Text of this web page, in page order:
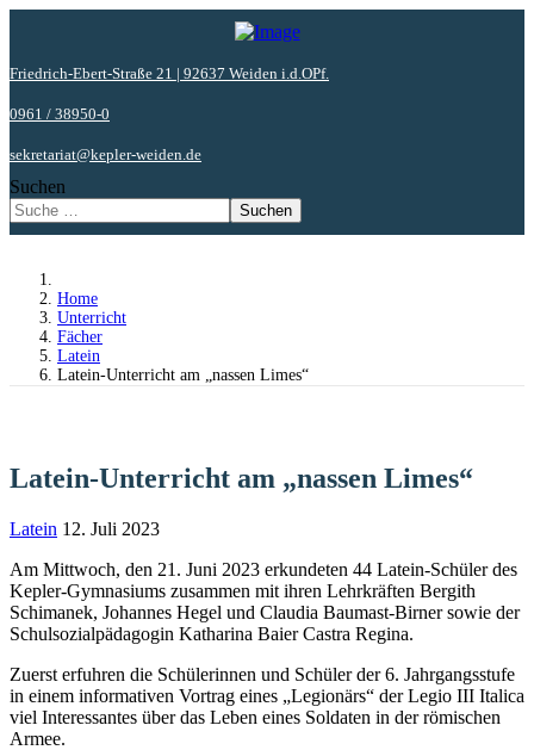
Friedrich-Ebert-Straße 21 | 92637 Weiden i.d.OPf.
0961 / 38950-0
sekretariat@kepler-weiden.de
Suchen
Suchen
Home
Unterricht
Fächer
Latein
Latein-Unterricht am „nassen Limes“
Latein-Unterricht am „nassen Limes“
Latein 12. Juli 2023
Am Mittwoch, den 21. Juni 2023 erkundeten 44 Latein-Schüler des
Kepler-Gymnasiums zusammen mit ihren Lehrkräften Bergith
Schimanek, Johannes Hegel und Claudia Baumast-Birner sowie der
Schulsozialpädagogin Katharina Baier Castra Regina.
Zuerst erfuhren die Schülerinnen und Schüler der 6. Jahrgangsstufe
in einem informativen Vortrag eines „Legionärs“ der Legio III Italica
viel Interessantes über das Leben eines Soldaten in der römischen
Armee.